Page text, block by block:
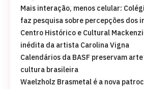
Mais interação, menos celular:
faz pesquisa sobre percepções dos
Centro Histórico e Cultural
inédita da artista Carolina Vigna
Calendários da BASF preservam
cultura brasileira
Waelzholz Brasmetal é a nova